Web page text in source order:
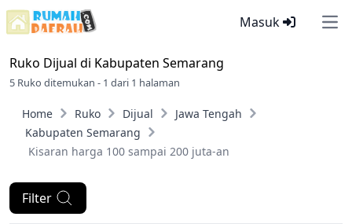
Masuk
Ruko Dijual di Kabupaten Semarang
5 Ruko ditemukan - 1 dari 1 halaman
Home Ruko Dijual
Jawa Tengah
Kabupaten Semarang
Kisaran harga 100 sampai 200 juta-an
Filter